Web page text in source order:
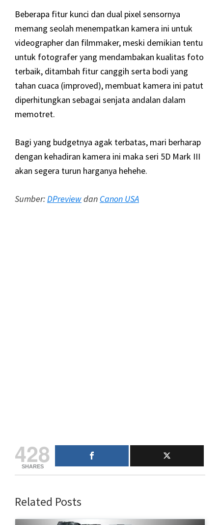
Beberapa fitur kunci dan dual pixel sensornya
memang seolah menempatkan kamera ini untuk
videographer dan filmmaker, meski demikian tentu
untuk fotografer yang mendambakan kualitas foto
terbaik, ditambah fitur canggih serta bodi yang
tahan cuaca (improved), membuat kamera ini patut
diperhitungkan sebagai senjata andalan dalam
memotret.
Bagi yang budgetnya agak terbatas, mari berharap
dengan kehadiran kamera ini maka seri 5D Mark III
akan segera turun harganya hehehe.
Sumber:DPreviewdan Canon USA
428
SHARES
Related Posts